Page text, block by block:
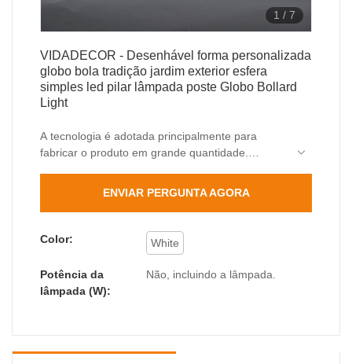
1 / 7
VIDADECOR - Desenhável forma personalizada
globo bola tradição jardim exterior esfera
simples led pilar lâmpada poste Globo Bollard
Light
A tecnologia é adotada principalmente para
fabricar o produto em grande quantidade.
descobertas gradualmente, ele desfruta de uma
ENVIAR PERGUNTA AGORA
Color: White
Potência da
lâmpada (W):
Não, incluindo a lâmpada.